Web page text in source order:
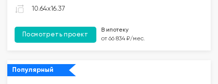
10.64x16.37
Посмотреть проект
В ипотеку
от 66 834 ₽/мес.
Популярный